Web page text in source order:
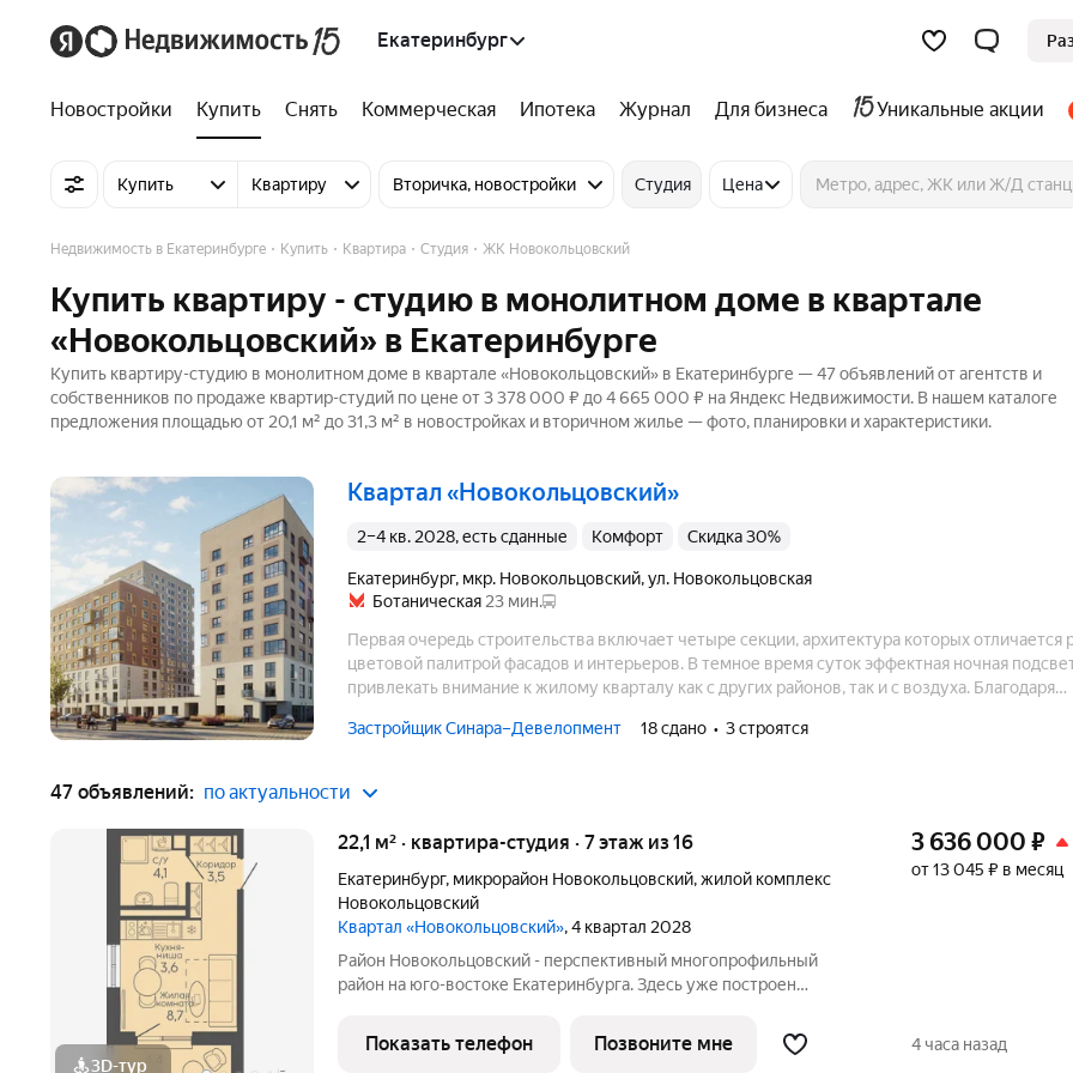
Екатеринбург
Новостройки Купить Снять Коммерческая Ипотека Журнал Для бизнеса Уникальные акции
Купить Квартиру Вторичка, новостройки Студия Цена
Недвижимость в Екатеринбурге Купить Квартира Студия ЖК Новокольцовский
Купить квартиру - студию в монолитном доме в квартале
«Новокольцовский» в Екатеринбурге
Купить квартиру-студию в монолитном доме в квартале «Новокольцовский» в Екатеринбурге — 47 объявлений от агентств и
собственников по продаже квартир-студий по цене от 3 378 000 ₽ до 4 665 000 ₽ на Яндекс Недвижимости. В нашем каталоге
предложения площадью от 20,1 м² до 31,3 м² в новостройках и вторичном жилье — фото, планировки и характеристики.
квартал «Новокольцовский»
2–4 кв. 2028, есть сданные комфорт Скидка 30%
Ботаническая 23 мин.
Екатеринбург, мкр. Новокольцовский,ул. Новокольцовская
Первая очередь строительства включает четыре секции, архитектура которых отличается
цветовой палитрой фасадов и интерьеров. В темное время суток эффектная ночная
привлекать внимание к жилому кварталу как с других районов, так и с воздуха. Благодаря
Застройщик Синара–Девелопмент
18 сдано 3 строятся
47 объявлений: по актуальности
3D-тур
22,1 м² · квартира-студия · 7 этаж из 16
Екатеринбург, микрорайон Новокольцовский,жилой комплекс
Новокольцовский
Квартал «Новокольцовский», 4 квартал 2028
Район Новокольцовский - перспективный многопрофильный
район на юго-востоке Екатеринбурга. Здесь уже построен
международного уровня: Дворец водных видов спорта,
общественный и медицинский центры,
3 636 000 ₽
от 13 045 ₽ в месяц
Показать телефон Позвоните мне 4 часа назад